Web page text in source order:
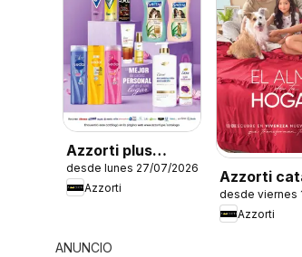
Azzorti plus
catálogo -
Campaña 12
desde lunes 27/07/2026
Azzorti
Azzorti
Campaña
desde viernes
Azzorti
ANUNCIO